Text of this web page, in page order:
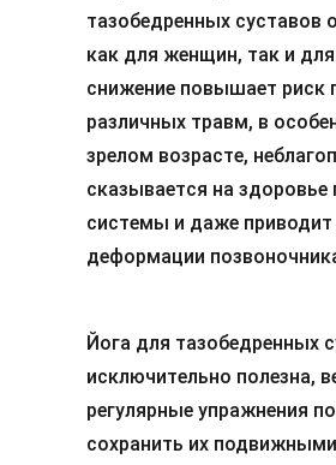
тазобедренных суставов
как для женщин, так и
снижение повышает риск
различных травм, в
зрелом возрасте,
сказывается на здоровье
системы и даже приводит
деформации
Йога для тазобедренных
исключительно полезна,
регулярные упражнения
сохранить их